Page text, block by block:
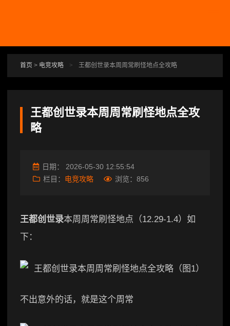
首页 > 电竞攻略 > 王都创世录本周周常刷怪地点全攻略
王都创世录本周周常刷怪地点全攻
略
日期： 2026-05-30 12:55:54
栏目： 电竞攻略 浏览： 856
王都创世录本周周常刷怪地点（12.29-1.4）如
下：
不出意外的话，就是这个周常